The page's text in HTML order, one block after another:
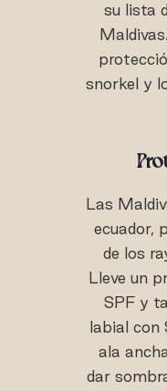
su lista
snorkel y
Las
ecuador,
de los
Lleve un
SPF y
labial con
ala
dar